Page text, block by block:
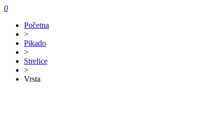
0
Početna
>
Pikado
>
Strelice
>
Vrsta